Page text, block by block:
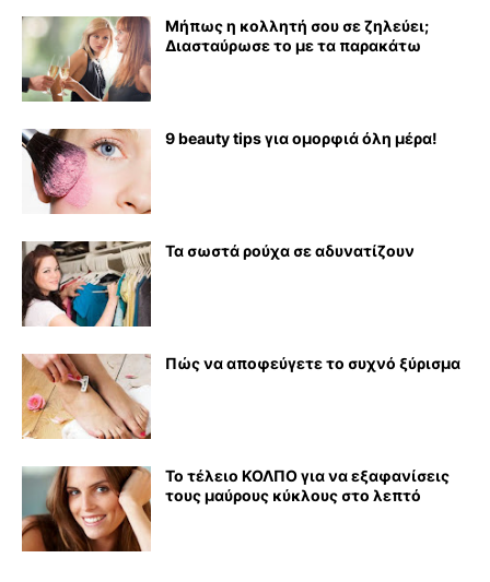
Μήπως η κολλητή σου σε ζηλεύει;
Διασταύρωσε το με τα παρακάτω
9 beauty tips για ομορφιά όλη μέρα!
Τα σωστά ρούχα σε αδυνατίζουν
Πώς να αποφεύγετε το συχνό ξύρισμα
Το τέλειο ΚΟΛΠΟ για να εξαφανίσεις
τους μαύρους κύκλους στο λεπτό